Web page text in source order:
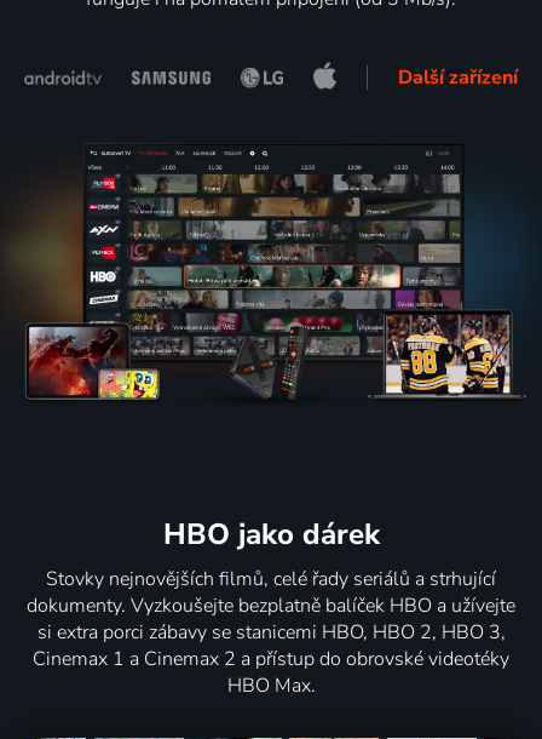
Další zařízení
HBO jako dárek
Stovky nejnovějších filmů, celé řady seriálů a strhující
dokumenty. Vyzkoušejte bezplatně balíček HBO a užívejte
si extra porci zábavy se stanicemi HBO, HBO 2, HBO 3,
Cinemax 1 a Cinemax 2 a přístup do obrovské videotéky
HBO Max.